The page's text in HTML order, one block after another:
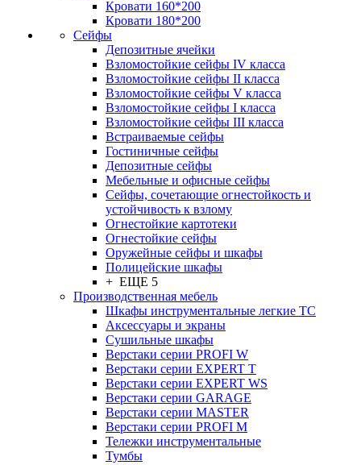
Кровати 160*200
Кровати 180*200
Сейфы
Депозитные ячейки
Взломостойкие сейфы IV класса
Взломостойкие сейфы II класса
Взломостойкие сейфы V класса
Взломостойкие сейфы I класса
Взломостойкие сейфы III класса
Встраиваемые сейфы
Гостиничные сейфы
Депозитные сейфы
Мебельные и офисные сейфы
Сейфы, сочетающие огнестойкость и
устойчивость к взлому
Огнестойкие картотеки
Огнестойкие сейфы
Оружейные сейфы и шкафы
Полицейские шкафы
+ ЕЩЕ 5
Производственная мебель
Шкафы инструментальные легкие ТС
Аксессуары и экраны
Cушильные шкафы
Верстаки серии PROFI W
Верстаки серии EXPERT T
Верстаки серии EXPERT WS
Верстаки серии GARAGE
Верстаки серии MASTER
Верстаки серии PROFI M
Тележки инструментальные
Тумбы